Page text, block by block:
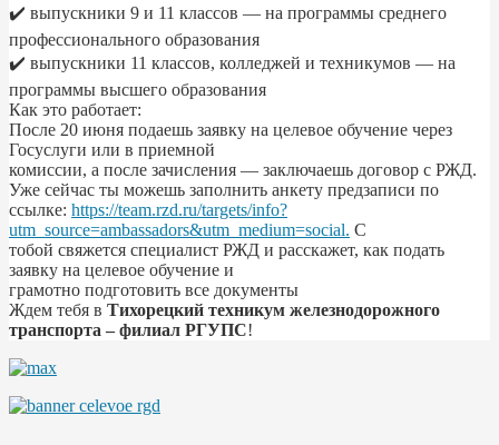
✔️ выпускники 9 и 11 классов — на программы среднего
профессионального образования
✔️ выпускники 11 классов, колледжей и техникумов — на
программы высшего образования
Как это работает:
После 20 июня подаешь заявку на целевое обучение через
Госуслуги или в приемной
комиссии, а после зачисления — заключаешь договор с РЖД.
Уже сейчас ты можешь заполнить анкету предзаписи по
ссылке: https://team.rzd.ru/targets/info?
utm_source=ambassadors&utm_medium=social. С
тобой свяжется специалист РЖД и расскажет, как подать
заявку на целевое обучение и
грамотно подготовить все документы
Ждем тебя в Тихорецкий техникум железнодорожного
транспорта – филиал РГУПС!